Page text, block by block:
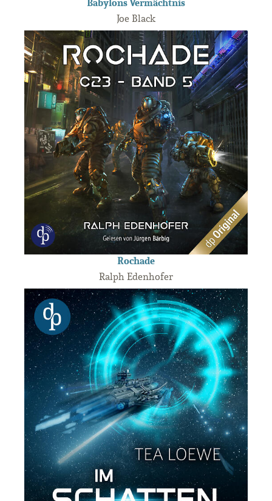
Joe Black
Rochade
Ralph Edenhofer